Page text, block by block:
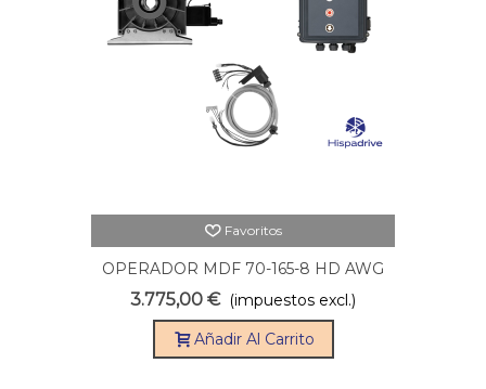
Favoritos
OPERADOR MDF 70-165-8 HD AWG
CS320 CON CABLE 11M
3.775,00 € (impuestos excl.)
Añadir Al Carrito